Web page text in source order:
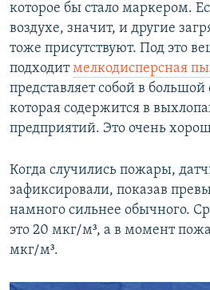
которое бы стало маркером.
воздухе, значит, и другие
тоже присутствуют. Под это
подходитмелкодисперсная
представляет собой в большой
которая содержится в
предприятий. Это очень
Когда случились пожары,
зафиксировали, показав
намного сильнее обычного.
это 20 мкг/м³, а в момент
мкг/м³.